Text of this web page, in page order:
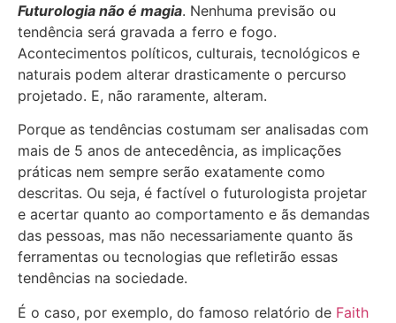
Futurologia não é magia. Nenhuma previsão ou
tendência será gravada a ferro e fogo.
Acontecimentos políticos, culturais, tecnológicos e
naturais podem alterar drasticamente o percurso
projetado. E, não raramente, alteram.
Porque as tendências costumam ser analisadas com
mais de 5 anos de antecedência, as implicações
práticas nem sempre serão exatamente como
descritas. Ou seja, é factível o futurologista projetar
e acertar quanto ao comportamento e ãs demandas
das pessoas, mas não necessariamente quanto ãs
ferramentas ou tecnologias que refletirão essas
tendências na sociedade.
É o caso, por exemplo, do famoso relatório de Faith